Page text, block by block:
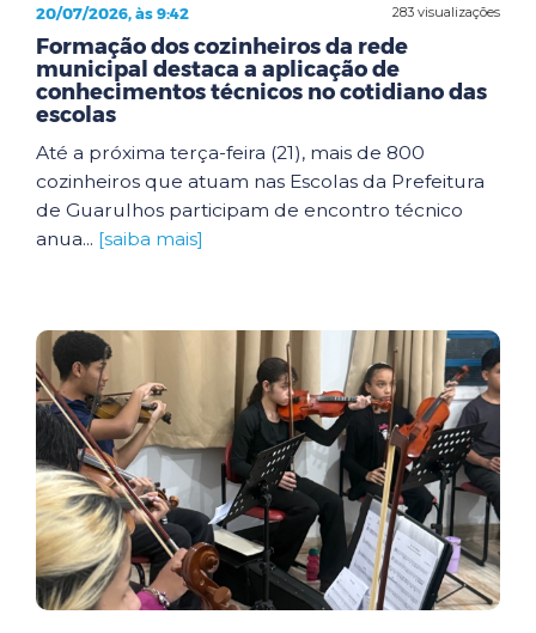
283 visualizações
20/07/2026, às 9:42
Formação dos cozinheiros da rede
municipal destaca a aplicação de
conhecimentos técnicos no cotidiano das
escolas
Até a próxima terça-feira (21), mais de 800
cozinheiros que atuam nas Escolas da Prefeitura
de Guarulhos participam de encontro técnico
anua... [saiba mais]